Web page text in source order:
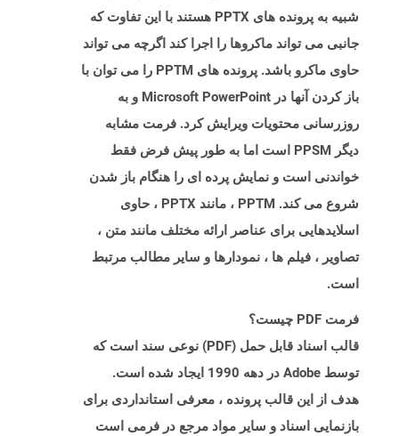
شبیه به پرونده های PPTX هستند با این تفاوت که
جانبی می تواند ماکروها را اجرا کند اگرچه می تواند
حاوی ماکرو باشد. پرونده های PPTM را می توان با
باز کردن آنها در Microsoft PowerPoint و به
روزرسانی محتویات ویرایش کرد. فرمت مشابه
دیگر PPSM است اما به طور پیش فرض فقط
خواندنی است و نمایش پرده ای را هنگام باز شدن
شروع می کند. PPTM ، مانند PPTX ، حاوی
اسلایدهایی برای عناصر ارائه مختلف مانند متن ،
تصاویر ، فیلم ها ، نمودارها و سایر مطالب مرتبط
است.
فرمت PDF چیست؟
قالب اسناد قابل حمل (PDF) نوعی سند است که
توسط Adobe در دهه 1990 ایجاد شده است.
هدف از این قالب پرونده ، معرفی استانداردی برای
بازنمایی اسناد و سایر مواد مرجع در فرمی است